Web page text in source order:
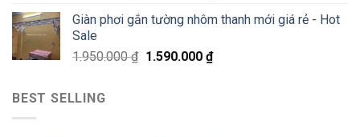
Giàn phơi gắn tường nhôm thanh mới giá rẻ - Hot
Sale
1.950.000₫ 1.590.000 ₫
BEST SELLING